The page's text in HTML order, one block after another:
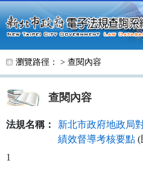
跳至主要內容
瀏覽路徑： > 查閱內容
查閱內容
法規名稱：
新北市政府地政局
績效督導考核要點 (
1